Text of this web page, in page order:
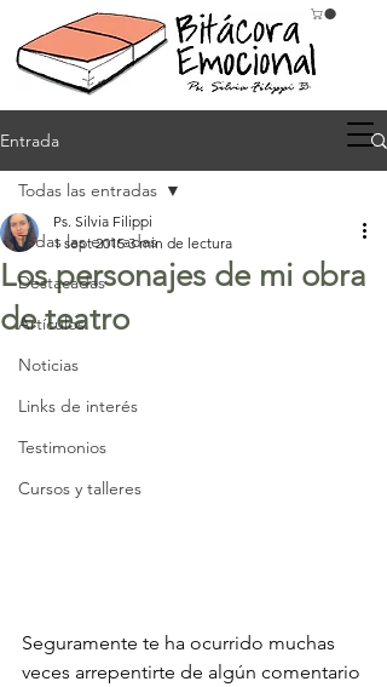
Entrada
Todas las entradas
Destacadas
Artículos
Noticias
Links de interés
Testimonios
Cursos y talleres
Todas las entradas
Los personajes de mi obra
de teatro
Ps. Silvia Filippi
1 sept 2015 3 min de lectura
Seguramente te ha ocurrido muchas
veces arrepentirte de algún comentario